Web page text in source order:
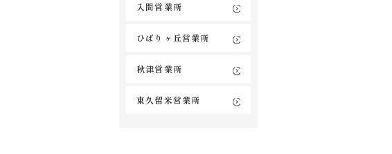
入間営業所
ひばりヶ丘営業所
秋津営業所
東久留米営業所